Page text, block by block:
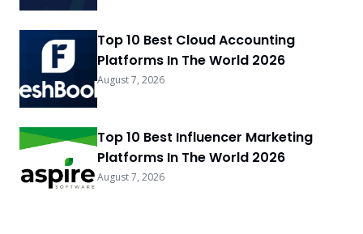
Top 10 Best Cloud Accounting
Platforms In The World 2026
August 7, 2026
Top 10 Best Influencer Marketing
Platforms In The World 2026
August 7, 2026